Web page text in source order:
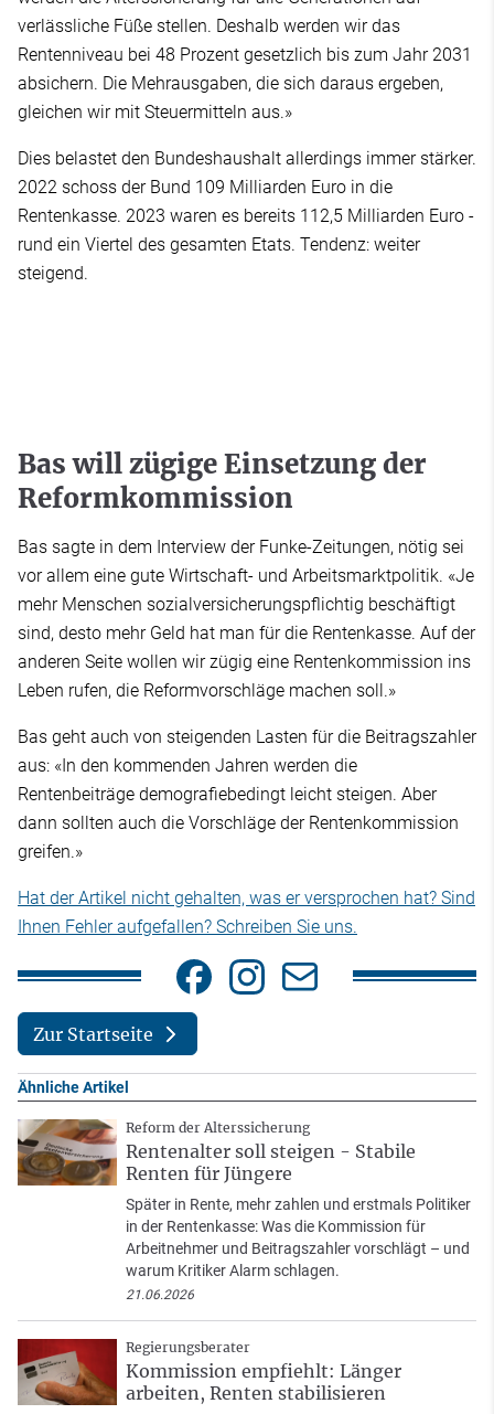
verlässliche Füße stellen. Deshalb werden wir das
Rentenniveau bei 48 Prozent gesetzlich bis zum Jahr 2031
absichern. Die Mehrausgaben, die sich daraus ergeben,
gleichen wir mit Steuermitteln aus.»
Dies belastet den Bundeshaushalt allerdings immer stärker.
2022 schoss der Bund 109 Milliarden Euro in die
Rentenkasse. 2023 waren es bereits 112,5 Milliarden Euro -
rund ein Viertel des gesamten Etats. Tendenz: weiter
steigend.
Bas will zügige Einsetzung der
Reformkommission
Bas sagte in dem Interview der Funke-Zeitungen, nötig sei
vor allem eine gute Wirtschaft- und Arbeitsmarktpolitik. «Je
mehr Menschen sozialversicherungspflichtig beschäftigt
sind, desto mehr Geld hat man für die Rentenkasse. Auf der
anderen Seite wollen wir zügig eine Rentenkommission ins
Leben rufen, die Reformvorschläge machen soll.»
Bas geht auch von steigenden Lasten für die Beitragszahler
aus: «In den kommenden Jahren werden die
Rentenbeiträge demografiebedingt leicht steigen. Aber
dann sollten auch die Vorschläge der Rentenkommission
greifen.»
Hat der Artikel nicht gehalten, was er versprochen hat? Sind
Ihnen Fehler aufgefallen? Schreiben Sie uns.
Zur Startseite
Ähnliche Artikel
Reform der Alterssicherung
Rentenalter soll steigen - Stabile
Renten für Jüngere
Später in Rente, mehr zahlen und erstmals Politiker
in der Rentenkasse: Was die Kommission für
Arbeitnehmer und Beitragszahler vorschlägt – und
warum Kritiker Alarm schlagen.
21.06.2026
Regierungsberater
Kommission empfiehlt: Länger
arbeiten, Renten stabilisieren